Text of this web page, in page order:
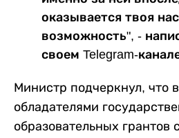
оказывается твоя
возможность", -
своем Telegram-
Министр подчеркнул, что
обладателями
образовательных грантов